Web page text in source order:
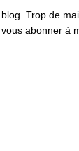
Trop de
abonner à